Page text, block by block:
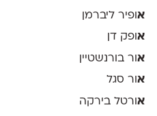
אופיר ליברמן
אופק דן
אור בורנשטיין
אור סגל
אורטל בירקה